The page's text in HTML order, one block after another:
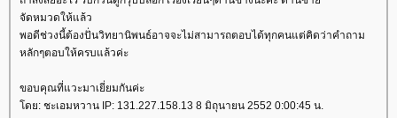
จัดหมวดให้แล้ว
พอดีช่วงนี้ต้องปั่นวิทยานิพนธ์อาจจะไม่สามารถตอบได้ทุกคนแต่คิดว่าคำถาม
หลักๆตอบให้ครบแล้วค่ะ
ขอบคุณที่แวะมาเยี่ยมกันค่ะ
ดย: ชะเอมหวาน IP: 131.227.158.13 8 มิถุนายน 2552 0:00:45 น.